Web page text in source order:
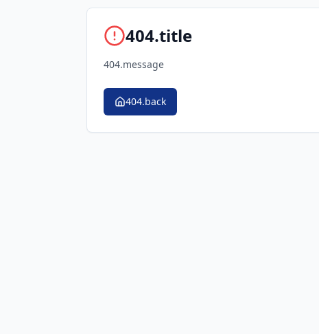
404.title
404.message
404.back